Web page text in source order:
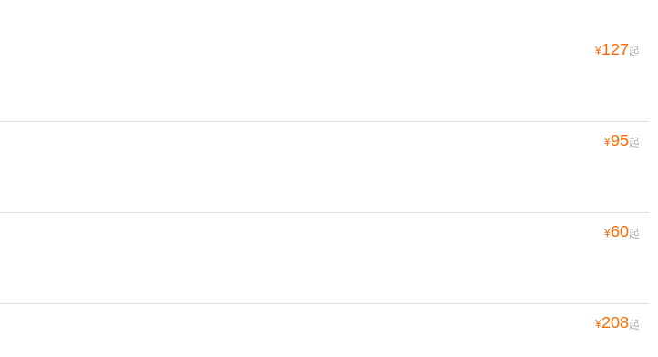
¥127起
¥95起
¥60起
¥208起